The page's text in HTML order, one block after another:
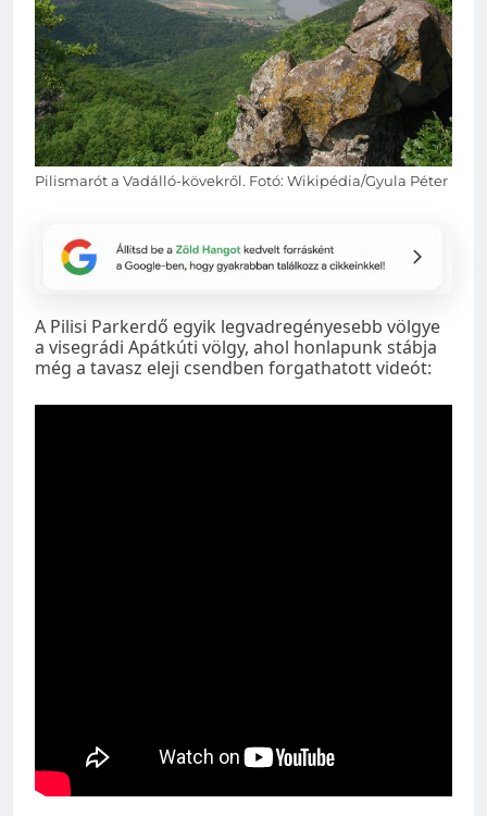
Pilismarót a Vadálló-kövekről. Fotó: Wikipédia/Gyula Péter
A Pilisi Parkerdő egyik legvadregényesebb völgye
a visegrádi Apátkúti völgy, ahol honlapunk stábja
még a tavasz eleji csendben forgathatott videót: